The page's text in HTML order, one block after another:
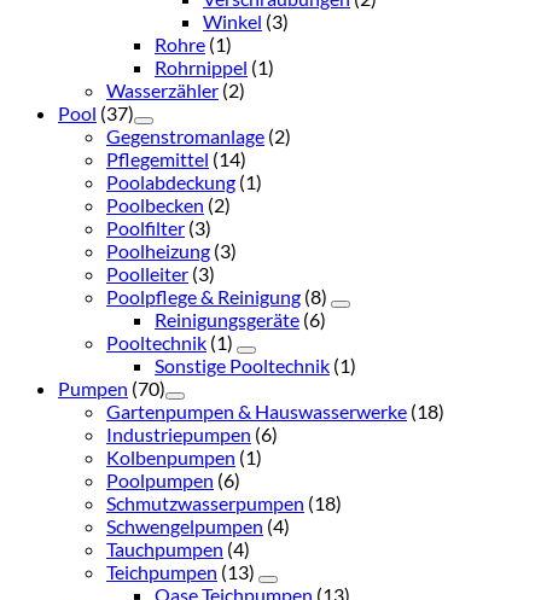
Winkel (3)
Rohre (1)
Rohrnippel (1)
Wasserzähler (2)
Pool (37)
Gegenstromanlage (2)
Pflegemittel (14)
Poolabdeckung (1)
Poolbecken (2)
Poolfilter (3)
Poolheizung (3)
Poolleiter (3)
Poolpflege & Reinigung (8)
Reinigungsgeräte (6)
Pooltechnik (1)
Sonstige Pooltechnik (1)
Pumpen (70)
Gartenpumpen & Hauswasserwerke (18)
Industriepumpen (6)
Kolbenpumpen (1)
Poolpumpen (6)
Schmutzwasserpumpen (18)
Schwengelpumpen (4)
Tauchpumpen (4)
Teichpumpen (13)
Oase Teichpumpen (13)